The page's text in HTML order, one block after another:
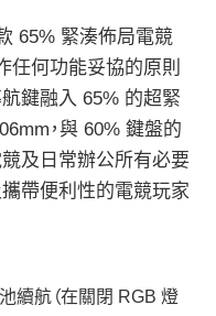
65% 緊湊佈局電競
任何功能妥協的原則
鍵融入 65% 的超緊
，與 60% 鍵盤的
及日常辦公所有必要
帶便利性的電競玩家
續航（在關閉 RGB 燈